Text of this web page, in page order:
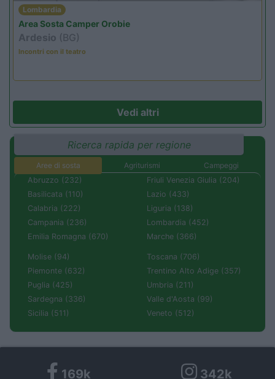
Lombardia
Area Sosta Camper Orobie
Ardesio (BG)
Incontri con il teatro
Vedi altri
Ricerca rapida per regione
Aree di sosta Agriturismi
Campeggi
Abruzzo (232)
Basilicata (110)
Calabria (222)
Campania (236)
Emilia Romagna (670)
Friuli Venezia Giulia (204)
Lazio (433)
Liguria (138)
Lombardia (452)
Marche (366)
Molise (94)
Piemonte (632)
Puglia (425)
Sardegna (336)
Sicilia (511)
Toscana (706)
Trentino Alto Adige (357)
Umbria (211)
Valle d'Aosta (99)
Veneto (512)
169k 342k